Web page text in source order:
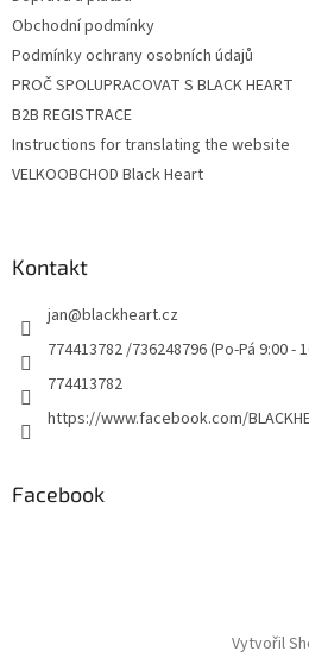
Obchodní podmínky
Podmínky ochrany osobních údajů
PROČ SPOLUPRACOVAT S BLACK HEART
B2B REGISTRACE
Instructions for translating the website
VELKOOBCHOD Black Heart
Kontakt
jan@blackheart.cz
774413782 /736248796 (Po-Pá 9:00 -
774413782
https://www.facebook.com/
Facebook
Vytvořil